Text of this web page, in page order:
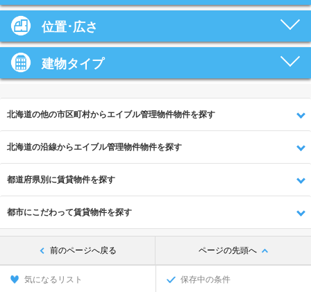
位置･広さ
建物タイプ
北海道の他の市区町村からエイブル管理物件物件を探す
北海道の沿線からエイブル管理物件物件を探す
都道府県別に賃貸物件を探す
都市にこだわって賃貸物件を探す
前のページへ戻る ページの先頭へ
気になるリスト 保存中の条件